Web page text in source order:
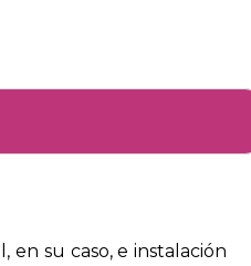
su caso, e instalación